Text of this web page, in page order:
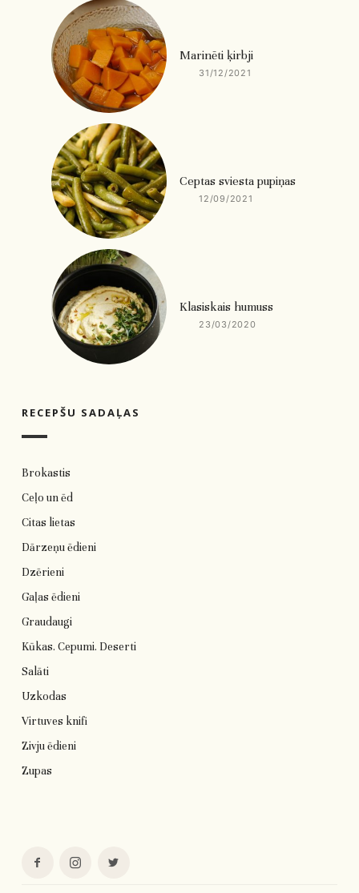
Marinēti ķirbji
31/12/2021
Ceptas sviesta pupiņas
12/09/2021
Klasiskais humuss
23/03/2020
RECEPŠU SADAĻAS
Brokastis
Ceļo un ēd
Citas lietas
Dārzeņu ēdieni
Dzērieni
Gaļas ēdieni
Graudaugi
Kūkas. Cepumi. Deserti
Salāti
Uzkodas
Virtuves knifi
Zivju ēdieni
Zupas